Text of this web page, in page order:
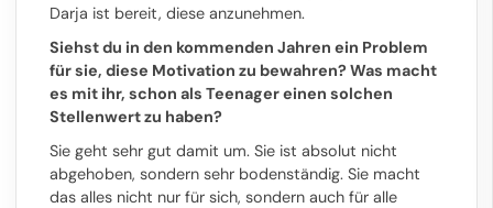
Darja ist bereit, diese anzunehmen.
Siehst du in den kommenden Jahren ein Problem
für sie, diese Motivation zu bewahren? Was macht
es mit ihr, schon als Teenager einen solchen
Stellenwert zu haben?
Sie geht sehr gut damit um. Sie ist absolut nicht
abgehoben, sondern sehr bodenständig. Sie macht
das alles nicht nur für sich, sondern auch für alle